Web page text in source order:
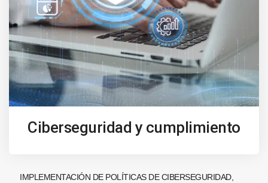
Ciberseguridad y cumplimiento
IMPLEMENTACIÓN DE POLÍTICAS DE CIBERSEGURIDAD,